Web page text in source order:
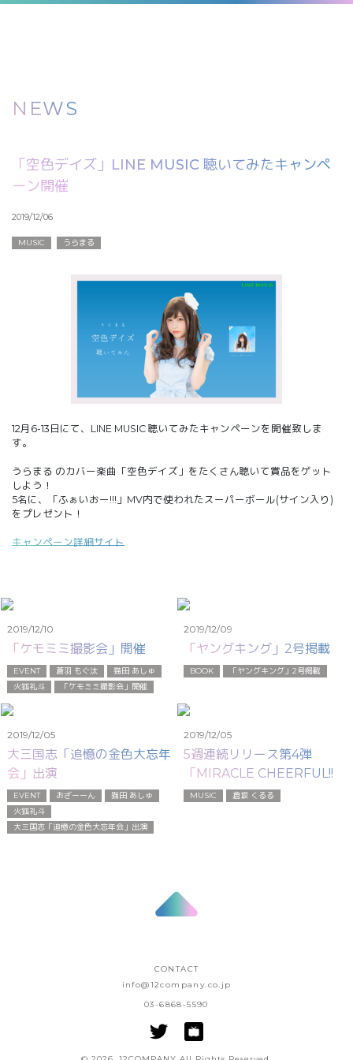
NEWS
「空色デイズ」LINE MUSIC 聴いてみたキャンペ
ーン開催
2019/12/06
MUSIC うらまる
12月6-13日にて、LINE MUSIC 聴いてみたキャンペーンを開催致しま
す。
うらまる のカバー楽曲「空色デイズ」をたくさん聴いて賞品をゲット
しよう！
5名に、「ふぁいおー!!!」MV内で使われたスーパーボール(サイン入り)
をプレゼント！
キャンペーン詳細サイト
2019/12/10
「ケモミミ撮影会」開催
EVENT 蒼羽 もぐ汰
猫田 あしゅ
火狐礼斗
「ケモミミ撮影会」開催
2019/12/09
「ヤングキング」2号掲載
BOOK 「ヤングキング」2号掲載
2019/12/05
大三国志「追憶の金色大忘年
会」出演
EVENT おざーーん
猫田 あしゅ
火狐礼斗
大三国志「追憶の金色大忘年会」出演
2019/12/05
5週連続リリース第4弾
「MIRACLE CHEERFUL!!」
配信開始
MUSIC 倉坂 くるる
CONTACT
info@12company.co.jp
03-6868-5590